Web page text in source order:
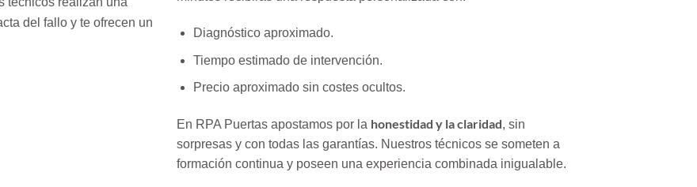
del fallo y te ofrecen un
Diagnóstico aproximado.
Tiempo estimado de intervención.
Precio aproximado sin costes ocultos.
En RPA Puertas apostamos por la honestidad y la claridad, sin
sorpresas y con todas las garantías. Nuestros técnicos se someten a
formación continua y poseen una experiencia combinada inigualable.